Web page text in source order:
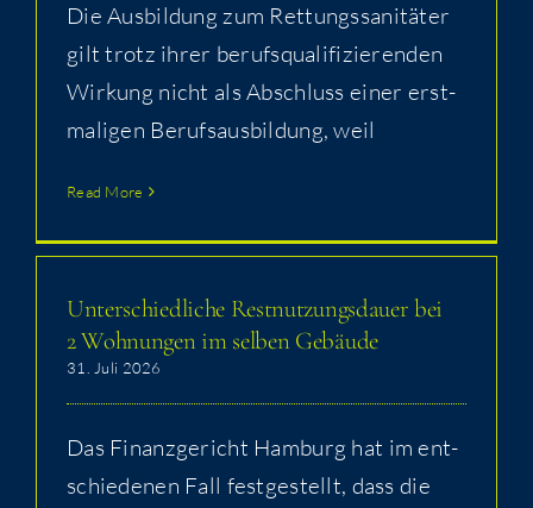
Die Aus­bil­dung zum Ret­tungs­sa­ni­tä­ter
gilt trotz ihrer berufs­qua­li­fi­zie­ren­den
Wir­kung nicht als Abschluss einer erst­
ma­li­gen Berufs­aus­bil­dung, weil
Read More
Unter­schied­li­che Rest­nut­zungs­dau­er bei
2 Woh­nun­gen im sel­ben Gebäude
31. Juli 2026
Das Finanz­ge­richt Ham­burg hat im ent­
schie­de­nen Fall fest­ge­stellt, dass die